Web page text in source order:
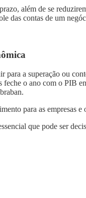
além de se
das contas de um
a superação ou
o ano com o PIB
para as empresas
que pode ser